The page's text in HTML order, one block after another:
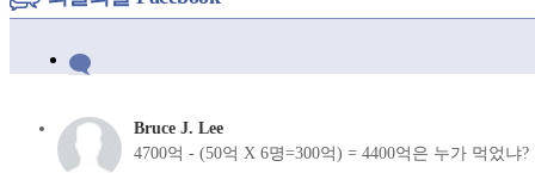
Bruce J. Lee
4700억 - (50억 X 6명=300억) = 4400억은 누가 먹었냐